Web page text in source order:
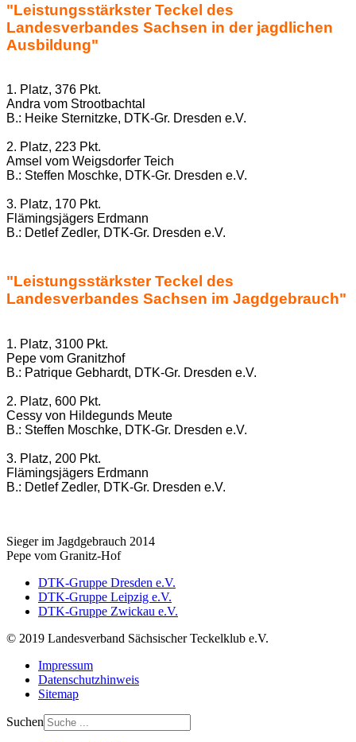
"Leistungsstärkster Teckel des
Landesverbandes Sachsen in der jagdlichen
Ausbildung"
1. Platz, 376 Pkt.
Andra vom Strootbachtal
B.: Heike Sternitzke, DTK-Gr. Dresden e.V.
2. Platz, 223 Pkt.
Amsel vom Weigsdorfer Teich
B.: Steffen Moschke, DTK-Gr. Dresden e.V.
3. Platz, 170 Pkt.
Flämingsjägers Erdmann
B.: Detlef Zedler, DTK-Gr. Dresden e.V.
"Leistungsstärkster Teckel des
Landesverbandes Sachsen im Jagdgebrauch"
1. Platz, 3100 Pkt.
Pepe vom Granitzhof
B.: Patrique Gebhardt, DTK-Gr. Dresden e.V.
2. Platz, 600 Pkt.
Cessy von Hildegunds Meute
B.: Steffen Moschke, DTK-Gr. Dresden e.V.
3. Platz, 200 Pkt.
Flämingsjägers Erdmann
B.: Detlef Zedler, DTK-Gr. Dresden e.V.
Sieger im Jagdgebrauch 2014
Pepe vom Granitz-Hof
DTK-Gruppe Dresden e.V.
DTK-Gruppe Leipzig e.V.
DTK-Gruppe Zwickau e.V.
© 2019 Landesverband Sächsischer Teckelklub e.V.
Impressum
Datenschutzhinweis
Sitemap
Suchen